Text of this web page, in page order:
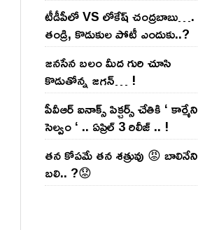
టీడీపీలో VS లోకేష్ చంద్ర‌బాబు….
తండ్రి, కొడుకుల పోటీ ఎందుకు..?
జ‌న‌సేన బ‌లం మీద గురి చూసి
కొడుతోన్న జ‌గ‌న్‌… !
పీవీఆర్ ఐనాక్స్ పిక్చర్స్ చేతికి ‘ కార్మేని
సెల్వం ‘ .. ఏప్రిల్ 3 రిలీజ్ .. !
తన కోపమే తన శత్రువు 😡 బాలినేని
బలి.. ?😟